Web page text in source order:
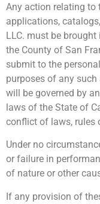
Any action relating to
applications,
LLC. must be
the County of San
submit to the
purposes of any
will be governed by
laws of the State of
conflict of laws, rules
Under no
or failure in
of nature or other
If any provision of